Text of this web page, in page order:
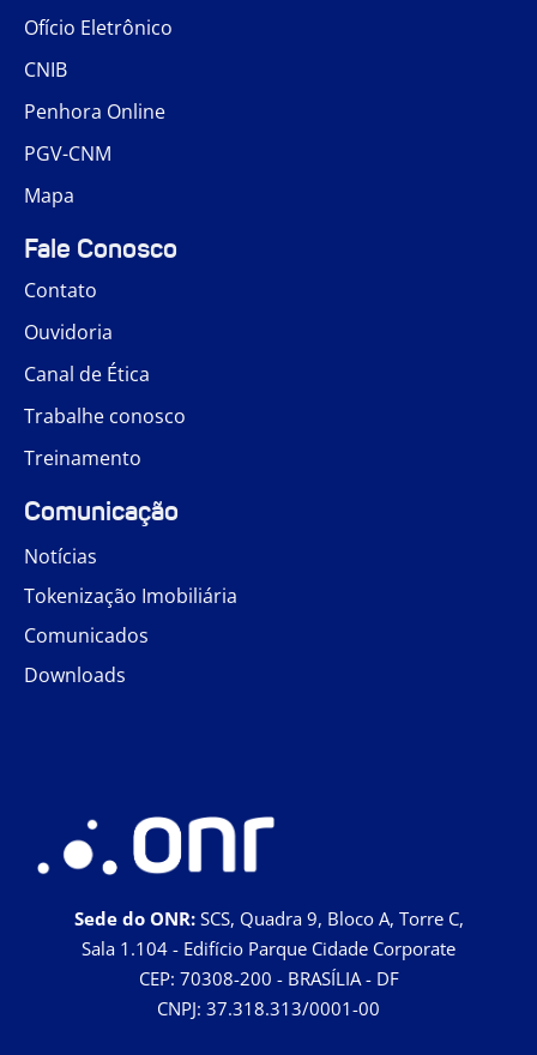
Ofício Eletrônico
CNIB
Penhora Online
PGV-CNM
Mapa
Fale Conosco
Contato
Ouvidoria
Canal de Ética
Trabalhe conosco
Treinamento
Comunicação
Notícias
Tokenização Imobiliária
Comunicados
Downloads
Sede do ONR:SCS, Quadra 9, Bloco A, Torre C,
Sala 1.104 - Edifício Parque Cidade Corporate
CEP: 70308-200 - BRASÍLIA - DF
CNPJ: 37.318.313/0001-00